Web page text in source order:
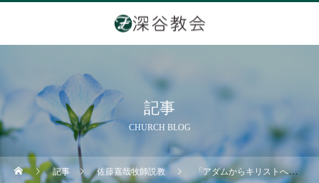
記事
CHURCH BLOG
記事 佐藤嘉哉牧師説教 「アダムからキリストへ」創世記2:4～9,15～25